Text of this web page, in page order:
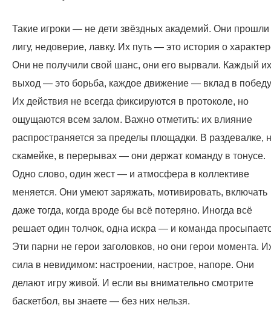
Такие игроки — не дети звёздных академий. Они прошли
лигу, недоверие, лавку. Их путь — это история о
Они не получили свой шанс, они его вырвали. Каждый их
выход — это борьба, каждое движение — вклад в
Их действия не всегда фиксируются в протоколе, но
ощущаются всем залом. Важно отметить: их влияние
распространяется за пределы площадки. В раздевалке,
скамейке, в перерывах — они держат команду в тонусе.
Одно слово, один жест — и атмосфера в коллективе
меняется. Они умеют заряжать, мотивировать, включать
даже тогда, когда вроде бы всё потеряно. Иногда всё
решает один толчок, одна искра — и команда
Эти парни не герои заголовков, но они герои момента.
сила в невидимом: настроении, настрое, напоре. Они
делают игру живой. И если вы внимательно смотрите
баскетбол, вы знаете — без них нельзя.